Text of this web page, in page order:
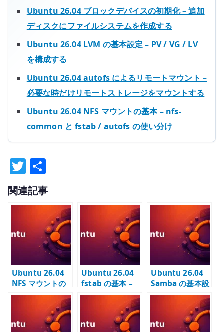
Ubuntu 26.04 ブロックデバイスの初期化 – 追加
ディスクにファイルシステムを作成する
Ubuntu 26.04 LVM の基本設定 – PV / VG / LV
を構成する
Ubuntu 26.04 autofs によるリモートマウント –
必要な時だけリモートストレージをマウントする
Ubuntu 26.04 NFS マウントの基本 – nfs-
common と fstab / autofs の使い分け
T
w
it
r
有
関連記事
Ubuntu 26.04
NFS マウントの
基本 – nfs-
common と
fstab / autofs
の使い分け
Ubuntu 26.04
fstab の基本 –
ローカルディス
クと永続マウン
トを安全に管理
する
Ubuntu 26.04
Samba の基本設
定 – smb.conf
と認証付きファ
イル共有を管理
する